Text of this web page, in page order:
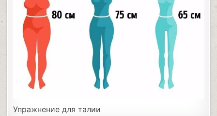
Упражнение для талии